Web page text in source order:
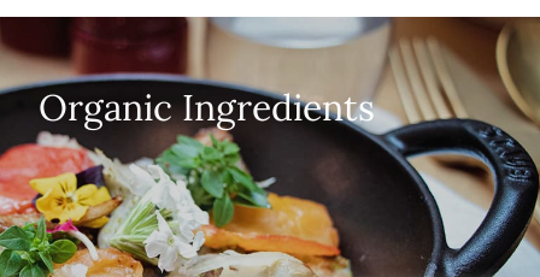
Organic Ingredients